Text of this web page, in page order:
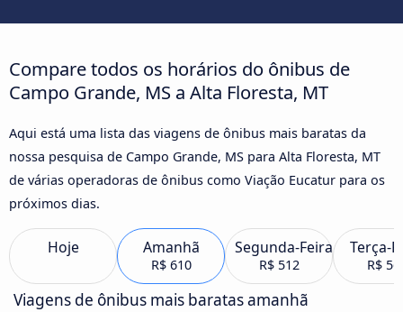
Compare todos os horários do ônibus de
Campo Grande, MS a Alta Floresta, MT
Aqui está uma lista das viagens de ônibus mais baratas da
nossa pesquisa de Campo Grande, MS para Alta Floresta, MT
de várias operadoras de ônibus como Viação Eucatur para os
próximos dias.
Hoje Amanhã
R$ 610
Segunda-Feira
R$ 512
Terça-
R$
Viagens de ônibus mais baratas amanhã